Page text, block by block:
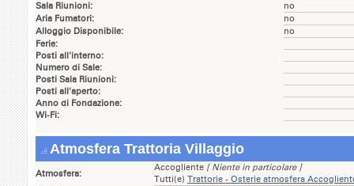
Sala Riunioni:
no
Aria Fumatori:
no
Alloggio Disponibile:
no
Ferie:
Posti all'interno:
Numero di Sale:
Posti Sala Riunioni:
Posti all'aperto:
Anno di Fondazione:
Wi-Fi:
Atmosfera Trattoria Villaggio
Atmosfera:
Accogliente [ Niente in particolare ]
Tutti(e) Trattorie - Osterie atmosfera